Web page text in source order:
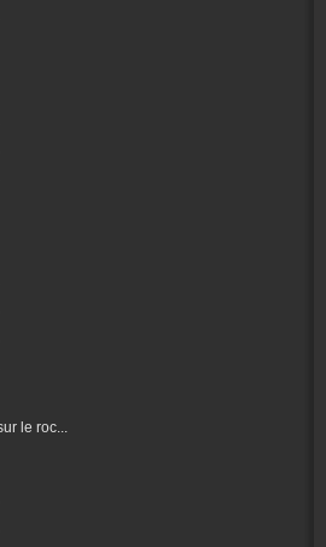
le roc...